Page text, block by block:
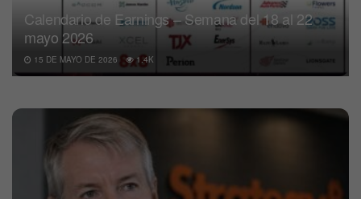
Calendario de Earnings – Semana del 18 al 22
mayo 2026
15 DE MAYO DE 2026 1.4K